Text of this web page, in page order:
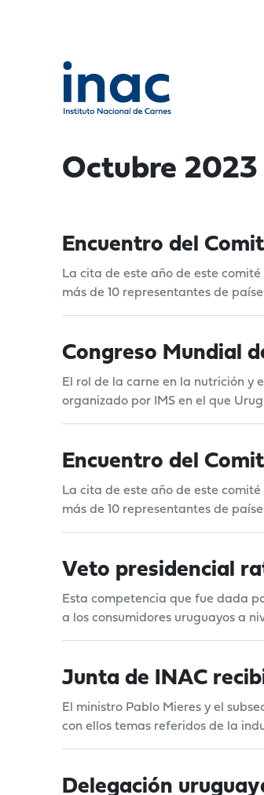
Octubre 2023
Encuentro del
La cita de este año de este
más de 10 representantes de
Congreso Mundial
El rol de la carne en la nutrición y
organizado por IMS en el que
Encuentro del
La cita de este año de este
más de 10 representantes de
Veto presidencial
Esta competencia que fue dada
a los consumidores uruguayos a
Junta de INAC
El ministro Pablo Mieres y el
con ellos temas referidos de la
Delegación